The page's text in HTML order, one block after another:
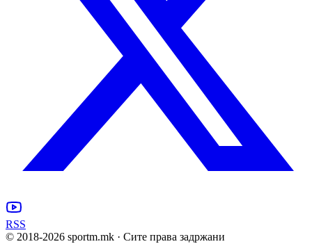
RSS
© 2018-2026 sportm.mk · Сите права задржани